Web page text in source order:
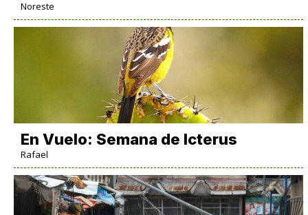
Noreste
En Vuelo: Semana de Icterus
Rafael